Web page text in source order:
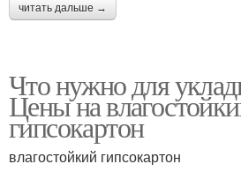
читать дальше →
Что нужно для
Цены на
гипсокартон
влагостойкий гипсокартон